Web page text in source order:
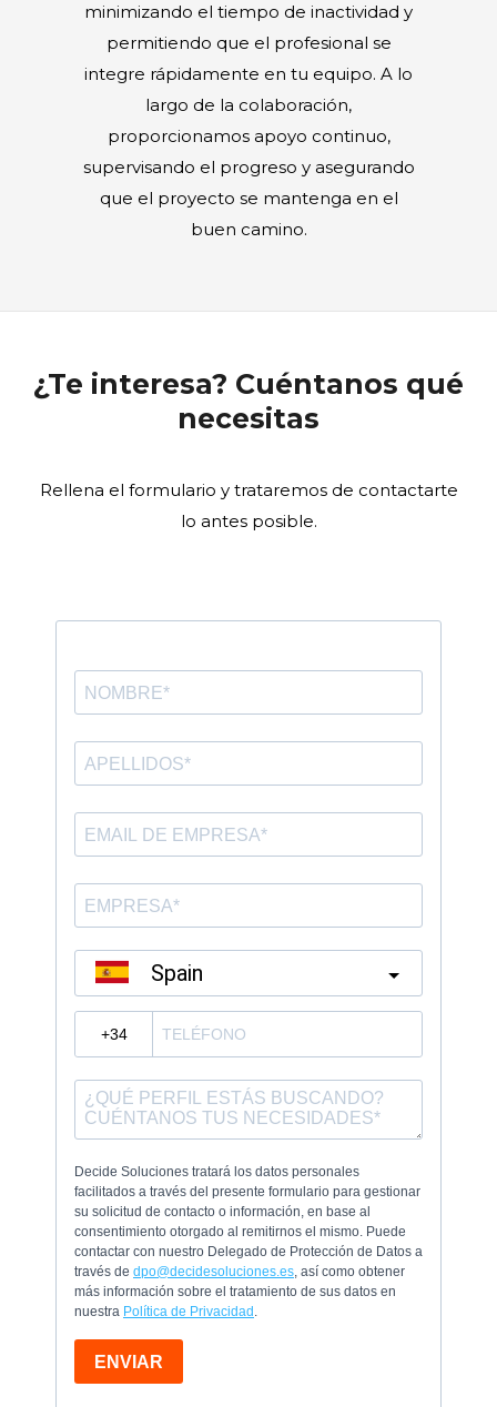
minimizando el tiempo de inactividad y
permitiendo que el profesional se
integre rápidamente en tu equipo. A lo
largo de la colaboración,
proporcionamos apoyo continuo,
supervisando el progreso y asegurando
que el proyecto se mantenga en el
buen camino.
¿Te interesa? Cuéntanos qué
necesitas
Rellena el formulario y trataremos de contactarte
lo antes posible.